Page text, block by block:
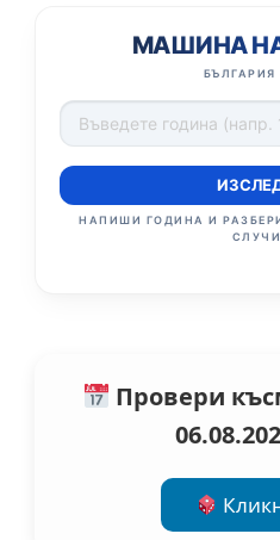
МАШИНА
БЪЛГАРИЯ
НАПИШИ ГОДИНА И
Провери